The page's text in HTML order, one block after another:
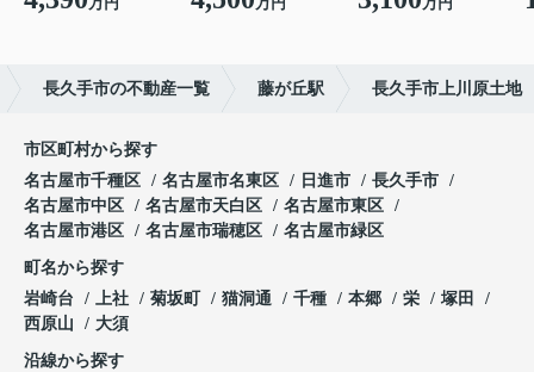
長久手市の不動産一覧 藤が丘駅 長久手市上川原土地
市区町村から探す
名古屋市千種区
名古屋市名東区 日進市
長久手市
名古屋市中区
名古屋市天白区
名古屋市東区
名古屋市港区
名古屋市瑞穂区 名古屋市緑区
町名から探す
岩崎台
上社 菊坂町 猫洞通 千種 本郷 栄
塚田
西原山
大須
沿線から探す